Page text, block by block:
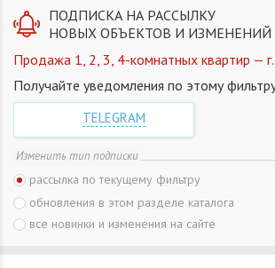
ПОДПИСКА НА РАССЫЛКУ
НОВЫХ ОБЪЕКТОВ И ИЗМЕНЕНИЙ
Продажа 1, 2, 3, 4-комнатных квартир —
Получайте уведомления по этому
TELEGRAM
Изменить тип подписки
рассылка по текущему фильтру
обновления в этом разделе каталога
все новинки и изменения на сайте